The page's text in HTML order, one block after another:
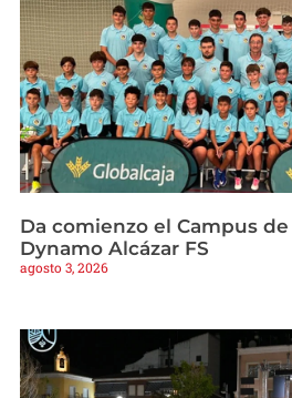
Da comienzo el Campus
Dynamo Alcázar FS
agosto 3, 2026